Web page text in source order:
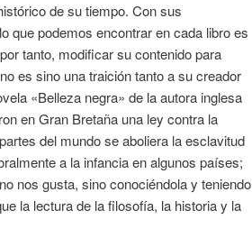
de su tiempo. Con sus
que podemos encontrar en cada libro es
tanto, modificar su contenido para
es sino una traición tanto a su creador
«Belleza negra» de la autora inglesa
en Gran Bretaña una ley contra la
del mundo se aboliera la esclavitud
a la infancia en algunos países;
nos gusta, sino conociéndola y teniendo
la lectura de la filosofía, la historia y la